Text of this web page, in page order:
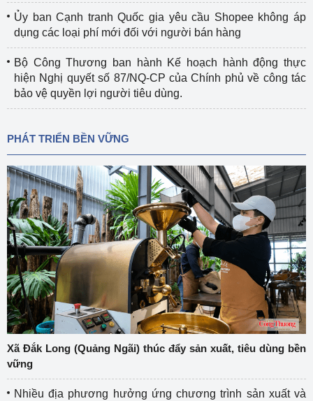
Ủy ban Cạnh tranh Quốc gia yêu cầu Shopee không áp
dụng các loại phí mới đối với người bán hàng
Bộ Công Thương ban hành Kế hoạch hành động thực
hiện Nghị quyết số 87/NQ-CP của Chính phủ về công tác
bảo vệ quyền lợi người tiêu dùng.
PHÁT TRIỂN BỀN VỮNG
Xã Đắk Long (Quảng Ngãi) thúc đẩy sản xuất, tiêu dùng bền
vững
Nhiều địa phương hưởng ứng chương trình sản xuất và